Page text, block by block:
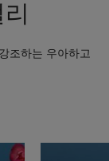
조하는 우아하고